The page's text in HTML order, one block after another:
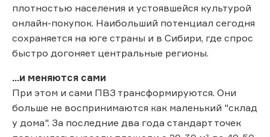
плотностью населения и устоявшейся культурой
онлайн-покупок. Наибольший потенциал сегодня
сохраняется на юге страны и в Сибири, где спрос
быстро догоняет центральные регионы.
...и меняются сами
При этом и сами ПВЗ трансформируются. Они
больше не воспринимаются как маленький "склад
у дома". За последние два года стандарт точек